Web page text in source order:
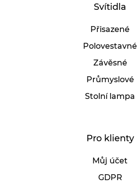
Svítidla
Přisazené
Polovestavné
Závěsné
Průmyslové
Stolní lampa
Pro klienty
Můj účet
GDPR